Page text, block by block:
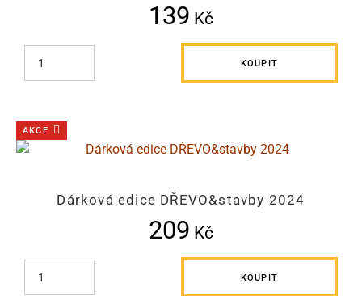
139 Kč
KOUPIT
AKCE
Dárková edice DŘEVO&stavby 2024
209 Kč
KOUPIT